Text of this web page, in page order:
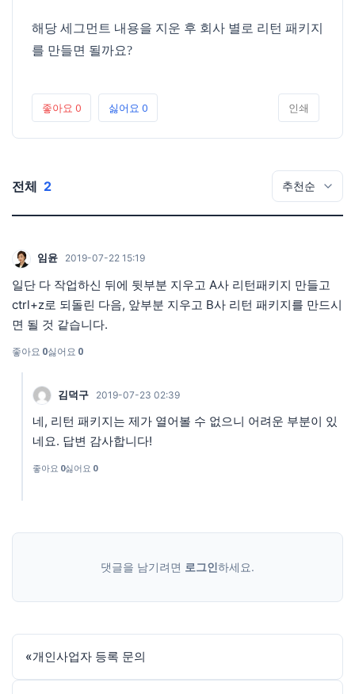
해당 세그먼트 내용을 지운 후 회사 별로 리턴 패키지
를 만들면 될까요?
좋아요 0 싫어요 0 인쇄
전체 2
임윤 2019-07-22 15:19
일단 다 작업하신 뒤에 뒷부분 지우고 A사 리턴패키지 만들고
ctrl+z로 되돌린 다음, 앞부분 지우고 B사 리턴 패키지를 만드시
면 될 것 같습니다.
좋아요 0싫어요 0
김덕구 2019-07-23 02:39
네, 리턴 패키지는 제가 열어볼 수 없으니 어려운 부분이 있
네요. 답변 감사합니다!
좋아요 0싫어요 0
댓글을 남기려면 로그인하세요.
«개인사업자 등록 문의